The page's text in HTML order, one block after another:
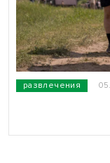
развлечения